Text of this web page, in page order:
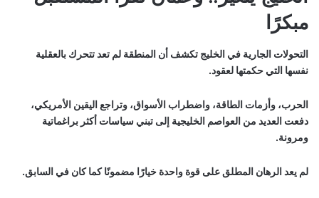
مبكرًا
التحولات الجارية في الخليج تكشف أن المنطقة لم تعد تتحرك بالعقلية
نفسها التي حكمتها لعقود.
الحرب، وأزمات الطاقة، واضطراب الأسواق، وتراجع اليقين الأمريكي،
دفعت العديد من العواصم الخليجية إلى تبني سياسات أكثر براغماتية
ومرونة.
لم يعد الرهان المطلق على قوة واحدة خيارًا مضمونًا كما كان في السابق.